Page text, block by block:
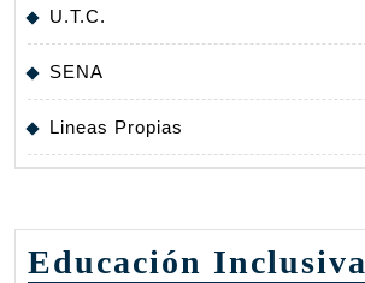
U.T.C.
SENA
Lineas Propias
Educación Inclusiva